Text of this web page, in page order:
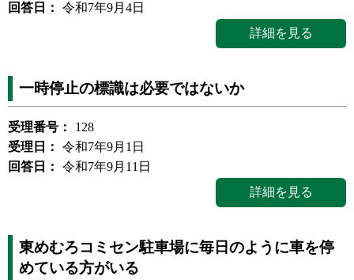
回答日：
令和7年9月4日
詳細を見る
一時停止の標識は必要ではないか
受理番号：
128
受理日：
令和7年9月1日
回答日：
令和7年9月11日
詳細を見る
東めむろコミセン駐車場に毎日のように車を停
めている方がいる